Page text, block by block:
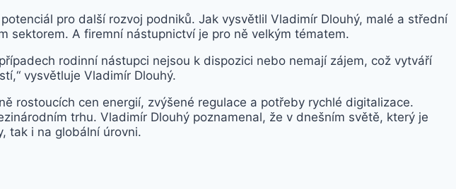
pro další rozvoj podniků. Jak vysvětlil Vladimír Dlouhý, malé a střední
sektorem. A firemní nástupnictví je pro ně velkým tématem.
rodinní nástupci nejsou k dispozici nebo nemají zájem, což vytváří
vysvětluje Vladimír Dlouhý.
rostoucích cen energií, zvýšené regulace a potřeby rychlé digitalizace.
trhu. Vladimír Dlouhý poznamenal, že v dnešním světě, který je
tak i na globální úrovni.